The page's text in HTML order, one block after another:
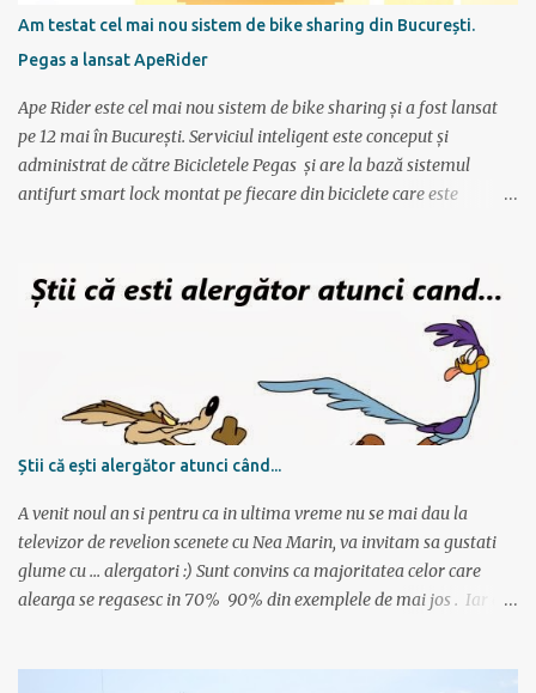
antrenor asa cum au sportivii profesionisti si oricine si-l poate crea
foarte simplu; se alterneaza antrenamente mai scurte cu
antrenamente mai lungi, apoi din nou mai scurte dar trebuie
obtinuti timpi mai buni, ceea ce fortifica muschii si creeaza cadrul
pentru a avansa apoi...
Am testat cel mai nou sistem de bike sharing din București.
Pegas a lansat ApeRider
Ape Rider este cel mai nou sistem de bike sharing și a fost lansat
pe 12 mai în București. Serviciul inteligent este conceput și
administrat de către Bicicletele Pegas și are la bază sistemul
antifurt smart lock montat pe fiecare din biciclete care este
intermediul aplicației. Reprezentanții Pegas anunțaseră de mai
multă vreme că vor să lanseze un serviciu de rent-a-bike,
închiriere biciclete, bike sharing, și iată că acum s-a si concretizat.
Încă de la aflarea primelor vești am fost interesat să văd cum va
funcționa sistemul pentru că, pe lângă alte astfel de servicii,
ApeRider aduce ceva inovator: bicicletele stau pe stradă, în niște
locuri prestabilite și marcate pe hartă, iar utilizatorul deschide
aplicația, vede unde este cea mai apropiată bicicletă, scaneaza
codul QR și ia bicicleta. Bicicletele nu sunt păzite, dar sunt asigur...
Știi că ești alergător atunci când...
A venit noul an si pentru ca in ultima vreme nu se mai dau la
televizor de revelion scenete cu Nea Marin, va invitam sa gustati
glume cu ... alergatori :) Sunt convins ca majoritatea celor care
alearga se regasesc in 70% 90% din exemplele de mai jos . Iar cei